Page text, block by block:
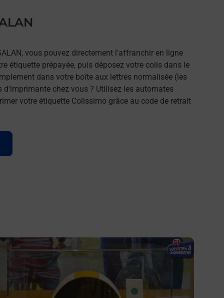
vous pouvez directement l'affranchir en ligne
étiquette prépayée, puis déposez votre colis dans le
dans votre boîte aux lettres normalisée (les
d'imprimante chez vous ? Utilisez les automates
votre étiquette Colissimo grâce au code de retrait
savoir plus